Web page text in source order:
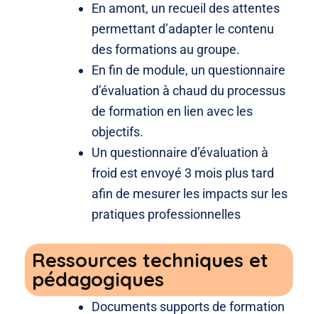
En amont, un recueil des attentes
permettant d’adapter le contenu
des formations au groupe.
En fin de module, un questionnaire
d’évaluation à chaud du processus
de formation en lien avec les
objectifs.
Un questionnaire d’évaluation à
froid est envoyé 3 mois plus tard
afin de mesurer les impacts sur les
pratiques professionnelles
Ressources techniques et
pédagogiques
Documents supports de formation